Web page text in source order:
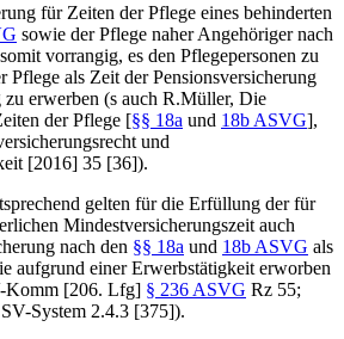
für Zeiten der Pflege eines behinderten
sowie der Pflege naher Angehöriger nach
vorrangig, es den Pflegepersonen zu
Pflege als Zeit der Pensionsversicherung
erwerben (s auch R.Müller, Die
der Pflege [§§ 18a und 18b ASVG],
und
[2016] 35 [36]).
gelten für die Erfüllung der für
Mindestversicherungszeit auch
nach den §§ 18a und 18b ASVG als
aufgrund einer Erwerbstätigkeit erworben
Komm [206. Lfg] § 236 ASVG Rz 55;
System 2.4.3 [375]).